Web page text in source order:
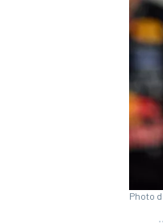
Photo